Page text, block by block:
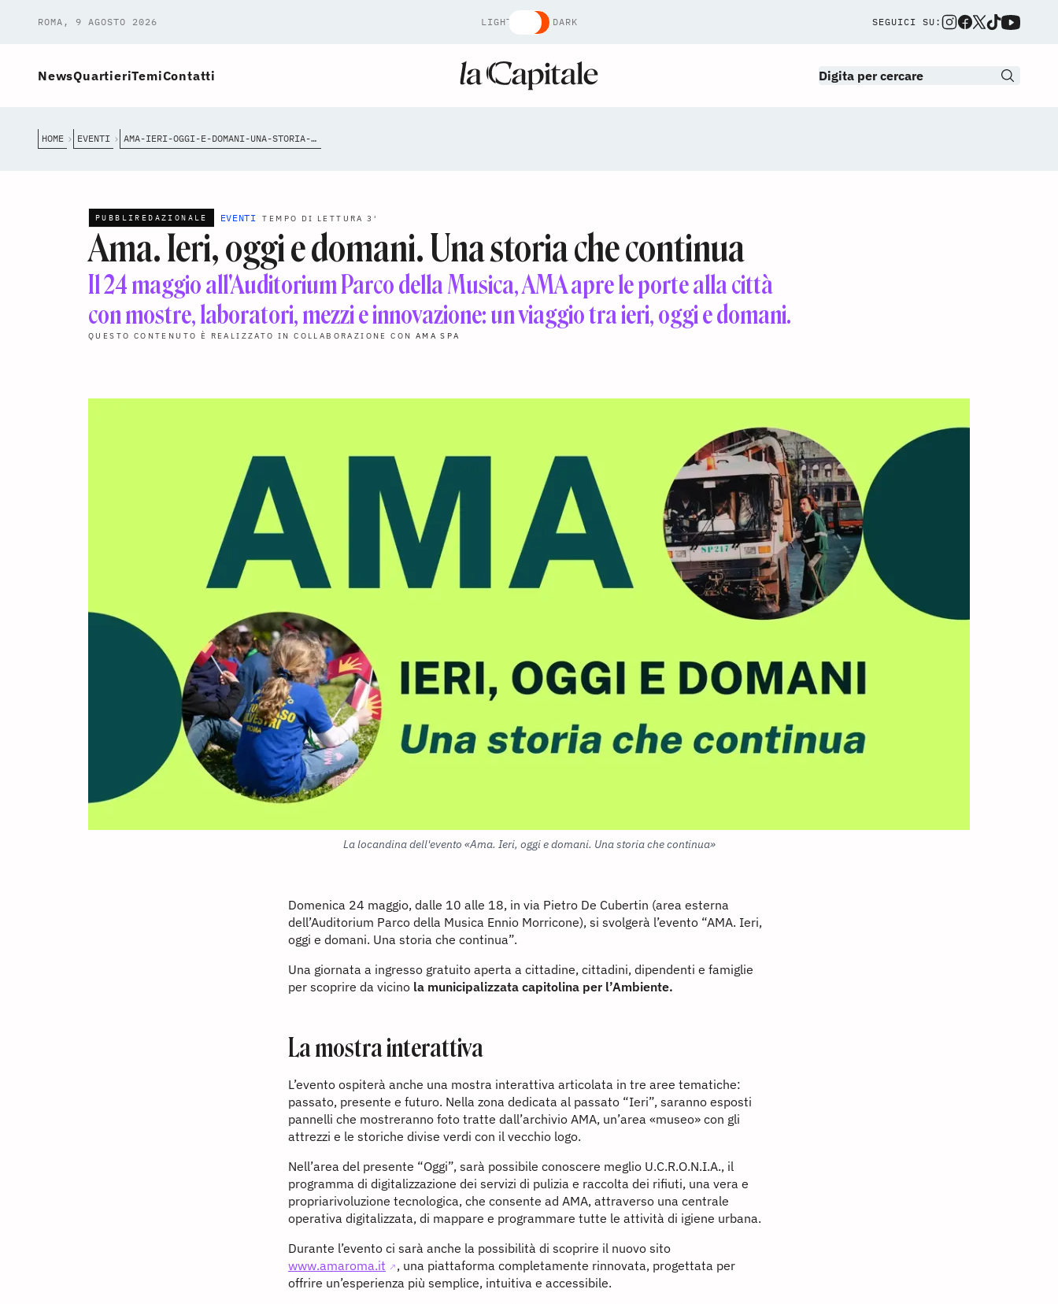
ROMA, 9 AGOSTO 2026 LIGHT DARK SEGUICI SU:
NewsQuartieriTemiContatti
HOME EVENTI AMA-IERI-OGGI-E-DOMANI-UNA-STORIA-CHE-CONTINUA
PUBBLIREDAZIONALE EVENTI TEMPO DI LETTURA 3'
Ama. Ieri, oggi e domani. Una storia che continua
Il 24 maggio all'Auditorium Parco della Musica, AMA apre le porte alla città
con mostre, laboratori, mezzi e innovazione: un viaggio tra ieri, oggi e domani.
QUESTO CONTENUTO È REALIZZATO IN COLLABORAZIONE CON AMA SPA
La locandina dell'evento «Ama. Ieri, oggi e domani. Una storia che continua»
Domenica 24 maggio, dalle 10 alle 18, in via Pietro De Cubertin (area esterna
dell’Auditorium Parco della Musica Ennio Morricone), si svolgerà l’evento “AMA. Ieri,
oggi e domani. Una storia che continua”.
Una giornata a ingresso gratuito aperta a cittadine, cittadini, dipendenti e famiglie
per scoprire da vicino la municipalizzata capitolina per l’Ambiente.
La mostra interattiva
L’evento ospiterà anche una mostra interattiva articolata in tre aree tematiche:
passato, presente e futuro. Nella zona dedicata al passato “Ieri”, saranno esposti
pannelli che mostreranno foto tratte dall’archivio AMA, un’area «museo» con gli
attrezzi e le storiche divise verdi con il vecchio logo.
Nell’area del presente “Oggi”, sarà possibile conoscere meglio U.C.R.O.N.I.A., il
programma di digitalizzazione dei servizi di pulizia e raccolta dei rifiuti, una vera e
propriarivoluzione tecnologica, che consente ad AMA, attraverso una centrale
operativa digitalizzata, di mappare e programmare tutte le attività di igiene urbana.
Durante l’evento ci sarà anche la possibilità di scoprire il nuovo sito
www.amaroma.it
, una piattaforma completamente rinnovata, progettata per
offrire un’esperienza più semplice, intuitiva e accessibile.